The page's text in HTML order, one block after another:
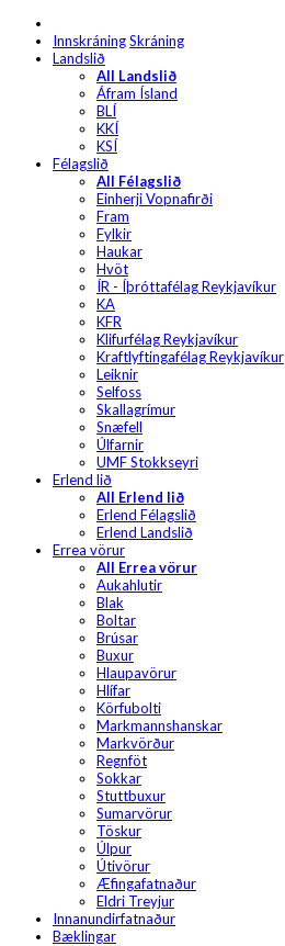
InnskráningSkráning
Landslið
All Landslið
Áfram Ísland
BLÍ
KKÍ
KSÍ
Félagslið
All Félagslið
Einherji Vopnafirði
Fram
Fylkir
Haukar
Hvöt
ÍR - Íþróttafélag Reykjavíkur
KA
KFR
Klifurfélag Reykjavíkur
Kraftlyftingafélag Reykjavíkur
Leiknir
Selfoss
Skallagrímur
Snæfell
Úlfarnir
UMF Stokkseyri
Erlend lið
All Erlend lið
Erlend Félagslið
Erlend Landslið
Errea vörur
All Errea vörur
Aukahlutir
Blak
Boltar
Brúsar
Buxur
Hlaupavörur
Hlífar
Körfubolti
Markmannshanskar
Markvörður
Regnföt
Sokkar
Stuttbuxur
Sumarvörur
Töskur
Úlpur
Útivörur
Æfingafatnaður
Eldri Treyjur
Innanundirfatnaður
Bæklingar